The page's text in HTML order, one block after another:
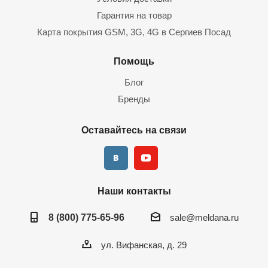
планируется ли запись звука;
требуемый формат записи: наличие/отсутствие
какой ПК будет к нему подключен;
объем и срок хранения видеоархива.
условиям подключения и задачам, которые вы ставите перед
Несколько сотен моделей видеорегистраторов: 4, 8, 16, 32-
канальные, сетевые и гибридные, Dahua, Hikvision, Trassir,
Гарантия на товар
Карта покрытия GSM, 3G, 4G в Сергиев Посад
Помощь
Блог
Бренды
Оставайтесь на связи
Наши контакты
8 (800) 775-65-96 sale@meldana.ru
ул. Вифанская, д. 29